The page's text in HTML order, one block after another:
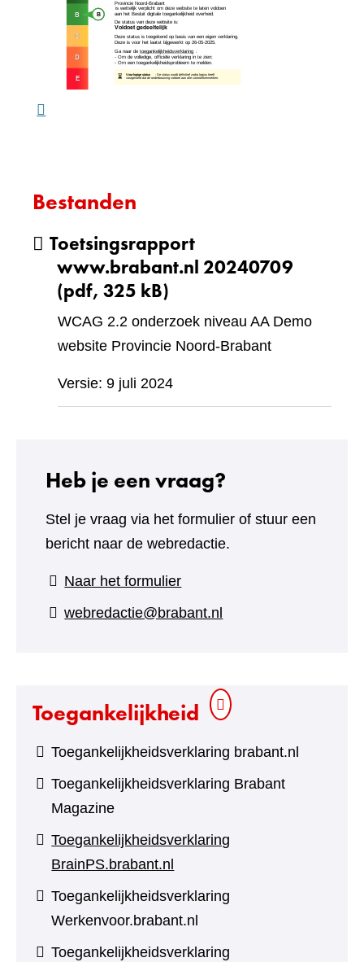
Bestanden
Toetsingsrapport
www.brabant.nl 20240709
(pdf, 325 kB)
WCAG 2.2 onderzoek niveau AA Demo
website Provincie Noord-Brabant
Versie: 9 juli 2024
Heb je een vraag?
Stel je vraag via het formulier of stuur een
bericht naar de webredactie.
Naar het formulier(verwijst
naar
webredactie@brabant.nl
Toegankelijkheid
Toegankelijkheidsverklaring brabant.nl
Toegankelijkheidsverklaring Brabant
Magazine
Toegankelijkheidsverklaring
BrainPS.brabant.nl
Toegankelijkheidsverklaring
Werkenvoor.brabant.nl
Toegankelijkheidsverklaring